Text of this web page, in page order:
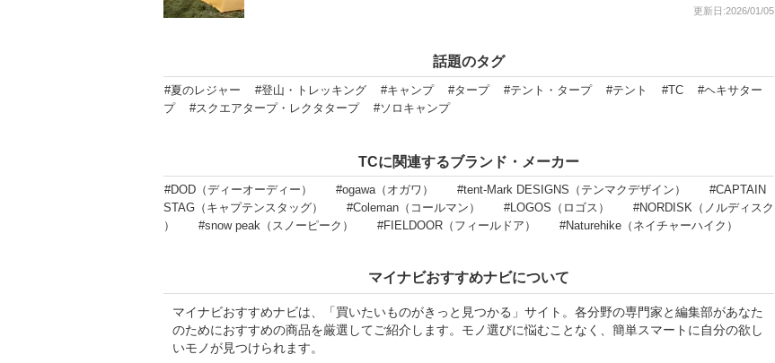
更新日:2026/01/05
話題のタグ
#夏のレジャー #登山・トレッキング #キャンプ #タープ #テント・タープ #テント #TC
#ヘキサター
プ
#スクエアタープ・レクタタープ #ソロキャンプ
TCに関連するブランド・メーカー
#DOD（ディーオーディー） #ogawa（オガワ） #tent-Mark DESIGNS（テンマクデザイン）
#CAPTAIN
STAG（キャプテンスタッグ）
#Coleman（コールマン） #LOGOS（ロゴス）
#NORDISK（ノルディスク
）
#snow peak（スノーピーク） #FIELDOOR（フィールドア） #Naturehike（ネイチャーハイク）
マイナビおすすめナビについて
マイナビおすすめナビは、「買いたいものがきっと見つかる」サイト。各分野の専門家と編集部があなた
のためにおすすめの商品を厳選してご紹介します。モノ選びに悩むことなく、簡単スマートに自分の欲し
いモノが見つけられます。